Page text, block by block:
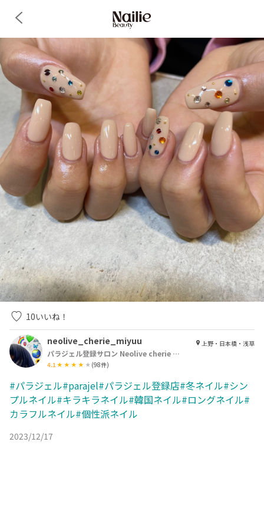
10いいね！
neolive_cherie_miyuu
パラジェル登録サロン Neolive cherie 浅草店【ネオリーブシェリエ】
4.1 (98件)
上野・日本橋・浅草
#パラジェル#parajel#パラジェル登録店#冬ネイル#シン
プルネイル#キラキラネイル#韓国ネイル#ロングネイル#
カラフルネイル#個性派ネイル
2023/12/17